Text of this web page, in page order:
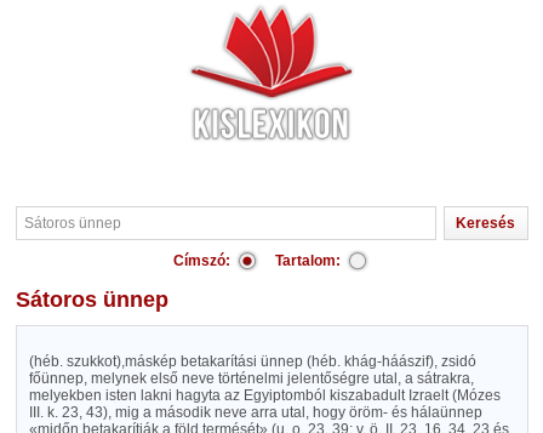
Címszó: Tartalom:
Sátoros ünnep
(héb. szukkot),máskép betakarítási ünnep (héb. khág-háászif), zsidó
főünnep, melynek első neve történelmi jelentőségre utal, a sátrakra,
melyekben isten lakni hagyta az Egyiptomból kiszabadult Izraelt (Mózes
III. k. 23, 43), mig a második neve arra utal, hogy öröm- és hálaünnep
«midőn betakarítják a föld termését» (u. o. 23, 39; v. ö. II. 23, 16, 34, 23 és